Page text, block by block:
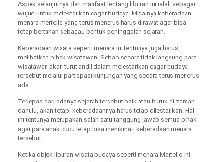
Aspek selanjutnya dari manfaat tentang liburan ini ialah sebagai
wujud untuk melestarikan cagar budaya. Misalnya keberadaan
menara mertello yang terus menerus harus dirawat agar bisa
tetap bertahan sebagau bentuk peninggalan sejarah.
Keberadaan wisata seperti menara ini tentunya juga harus
melibatkan pihak wisatawan. Sebab secara tidak langsung para
wisatawan akan turut andil dalam melestarikan cagar budaya
tersebut melalui partispasi kunjungan yang secara terus menerus
ada.
Terlepas dari adanya sejarah tersebut baik atau buruk di zaman
dahulu, akan tetapi keberadaannya harus tetap dilestarikan. Hal
ini tentunya merupakan salah satu tanggung jawab semua pihak
agar para anak cucu tetap bisa menikmati keberadaan menara
tersebut.
Ketika objek liburan wisata budaya seperti menara Martello ini